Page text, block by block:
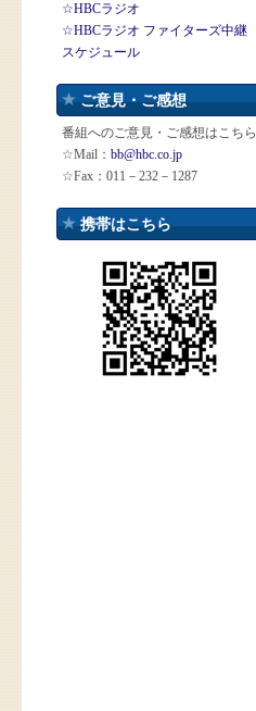
☆HBCラジオ
☆HBCラジオ ファイターズ中継
スケジュール
ご意見・ご感想
番組へのご意見・ご感想はこちら
☆Mail： bb@hbc.co.jp
☆Fax：011－232－1287
携帯はこちら